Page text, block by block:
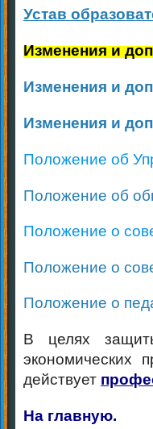
Устав
Изменения и
Изменения и
Изменения и
Положение об
Положение об
Положение о
Положение о
Положение о
В целях
экономических
действует
На главную.